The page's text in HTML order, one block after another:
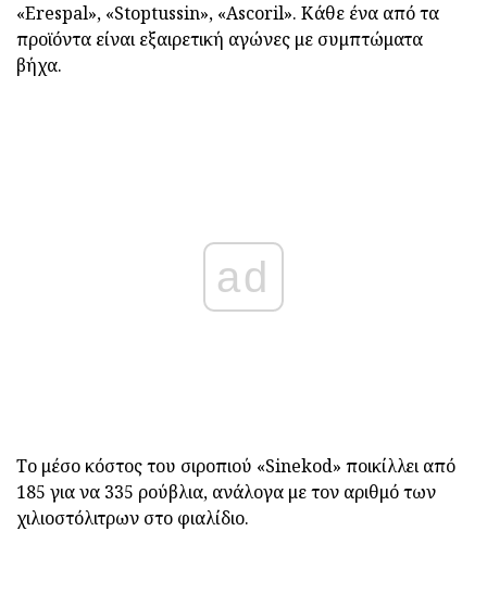
«Erespal», «Stoptussin», «Ascoril». Κάθε ένα από τα
προϊόντα είναι εξαιρετική αγώνες με συμπτώματα
βήχα.
ad
Το μέσο κόστος του σιροπιού «Sinekod» ποικίλλει από
185 για να 335 ρούβλια, ανάλογα με τον αριθμό των
χιλιοστόλιτρων στο φιαλίδιο.